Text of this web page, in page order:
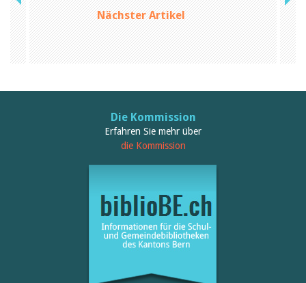
Nächster Artikel
Die Kommission
Erfahren Sie mehr über
die Kommission